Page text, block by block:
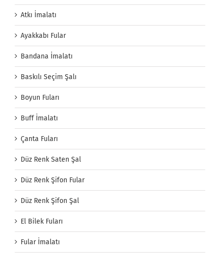
Atkı İmalatı
Ayakkabı Fular
Bandana İmalatı
Baskılı Seçim Şalı
Boyun Fuları
Buff İmalatı
Çanta Fuları
Düz Renk Saten Şal
Düz Renk Şifon Fular
Düz Renk Şifon Şal
El Bilek Fuları
Fular İmalatı